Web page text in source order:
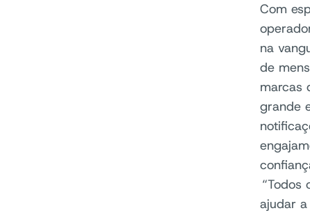
Com
na
de
marcas
grande
“Todos
ajudar